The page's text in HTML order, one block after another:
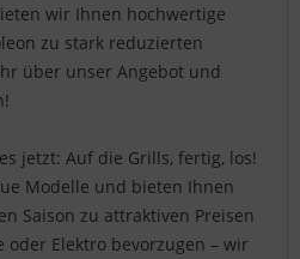
wir Ihnen hochwertige
zu stark reduzierten
über unser Angebot und
jetzt: Auf die Grills, fertig, los!
Modelle und bieten Ihnen
Saison zu attraktiven Preisen
oder Elektro bevorzugen – wir